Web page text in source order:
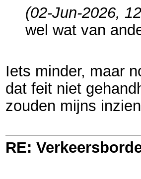
(02-Jun-2026,
wel wat van
Iets minder, maar
dat feit niet
zouden mijns
RE: